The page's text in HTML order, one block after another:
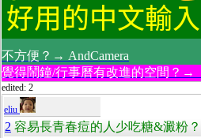
不方便？→ AndCamera
覺得鬧鐘/行事曆有改進的空間？→
edited: 2
eliu
2 容易長青春痘的人少吃糖&澱粉？